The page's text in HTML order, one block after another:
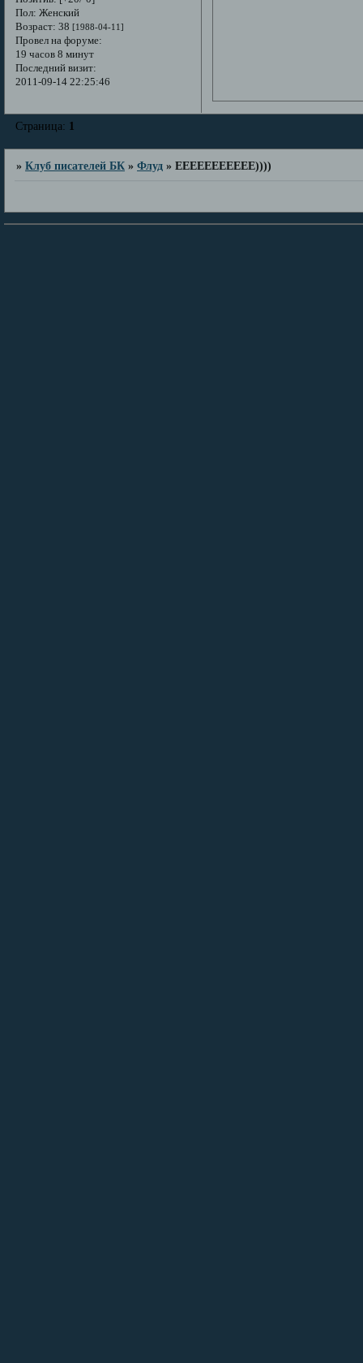
Пол: Женский
Возраст: 38 [1988-04-11]
Провел на форуме:
19 часов 8 минут
Последний визит:
2011-09-14 22:25:46
Страница: 1
»Клуб писателей БК »Флуд »ЕЕЕЕЕЕЕЕЕЕЕ))))